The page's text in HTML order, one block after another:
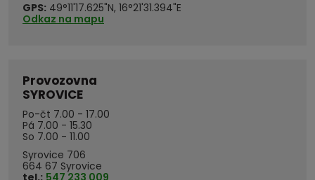
GPS: 49°11'17.625"N, 16°21'31.394"E
Odkaz na mapu
Provozovna
SYROVICE
Po-čt 7.00 - 17.00
Pá 7.00 - 15.30
So 7.00 - 11.00
Syrovice 706
664 67 Syrovice